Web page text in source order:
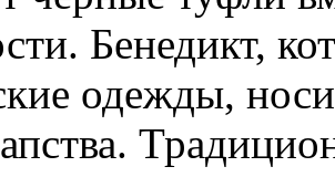
Бенедикт,
одежды,